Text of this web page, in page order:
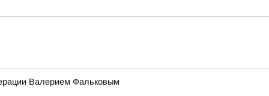
Валерием Фальковым